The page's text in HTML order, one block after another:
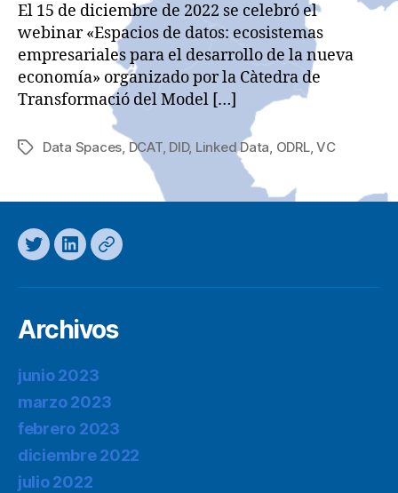
El 15 de diciembre de 2022 se celebró el
webinar «Espacios de datos: ecosistemas
empresariales para el desarrollo de la nueva
economía» organizado por la Càtedra de
Transformació del Model […]
Etiquetas
Data Spaces, DCAT, DID, Linked Data, ODRL,VC
TwitterLinkedInMastodon
Archivos
junio 2023
marzo 2023
febrero 2023
diciembre 2022
julio 2022